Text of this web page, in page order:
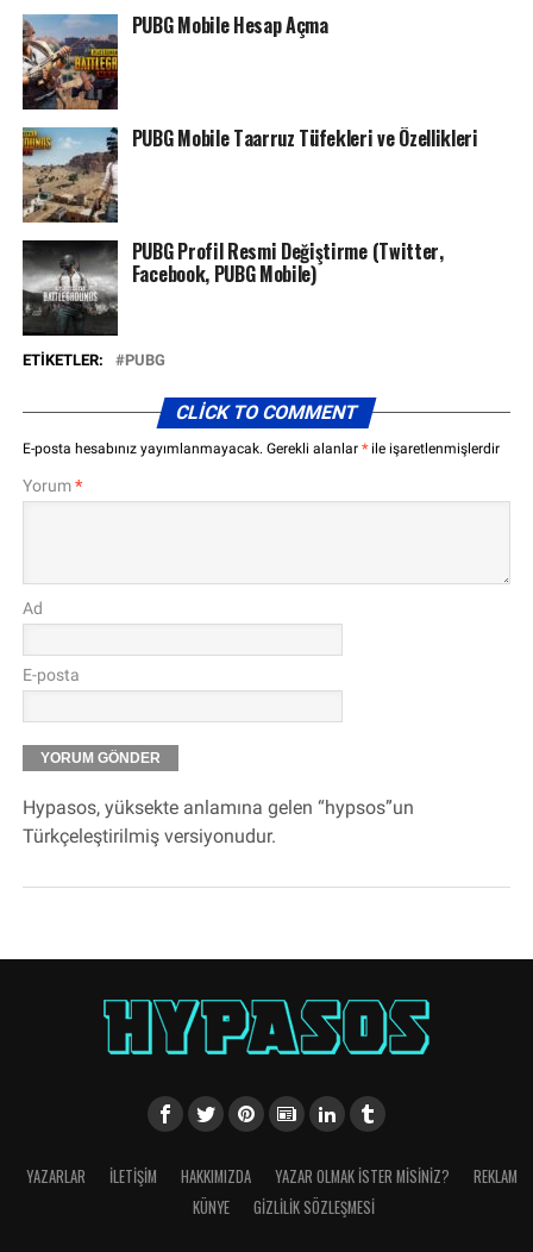
PUBG Mobile Hesap Açma
PUBG Mobile Taarruz Tüfekleri ve Özellikleri
PUBG Profil Resmi Değiştirme (Twitter,
Facebook, PUBG Mobile)
ETIKETLER: PUBG
CLICK TO COMMENT
E-posta hesabınız yayımlanmayacak. Gerekli alanlar *ile işaretlenmişlerdir
Yorum*
Ad
E-posta
Hypasos, yüksekte anlamına gelen “hypsos”un
Türkçeleştirilmiş versiyonudur.
YAZARLAR İLETIŞIM HAKKIMIZDA YAZAR OLMAK İSTER MISINIZ?
REKLAM
KÜNYE
GIZLILIK SÖZLEŞMESI